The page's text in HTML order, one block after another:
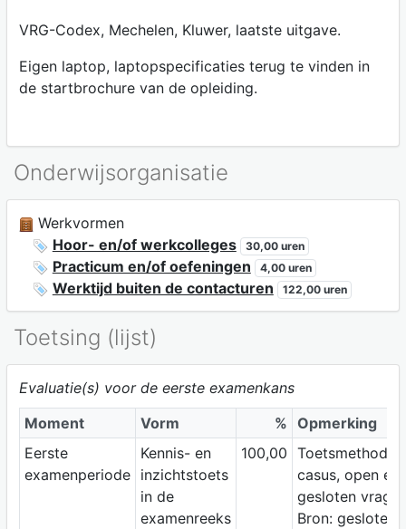
VRG-Codex, Mechelen, Kluwer, laatste uitgave.
Eigen laptop, laptopspecificaties terug te vinden in
de startbrochure van de opleiding.
Onderwijsorganisatie
Werkvormen
Hoor- en/of werkcolleges
30,00 uren
Practicum en/of oefeningen 4,00 uren
Werktijd buiten de contacturen 122,00 uren
Toetsing (lijst)
Evaluatie(s) voor de eerste examenkans
Moment
Vorm % Opmerking
Eerste
examenperiode
Kennis- en
inzichtstoets
in de
examenreeks
100,00 Toetsmethode:
casus, open en
gesloten
Bron: gesloten